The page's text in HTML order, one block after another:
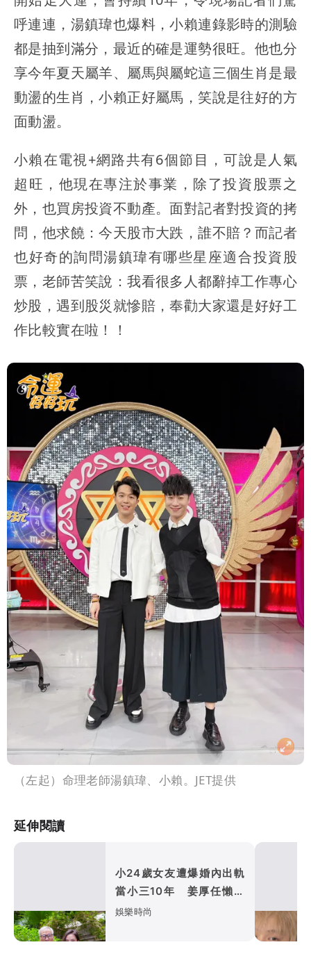
呼連連，湯鎮瑋也爆料，小賴連錄影時的測驗
都是抽到滿分，最近的確是運勢很旺。他也分
享今年夏天屬羊、屬馬與屬蛇這三個生肖是最
動盪的生肖，小賴正好屬馬，笑說是往好的方
面動盪。
小賴在電視+網路共有6個節目，可說是人氣
超旺，他現在專注於事業，除了投資股票之
外，也買房投資不動產。面對記者對投資的拷
問，他求饒：今天股市大跌，誰不賠？而記者
也好奇的詢問湯鎮瑋有哪些星座適合投資股
票，老師苦笑說：我看很多人都辭掉工作專心
炒股，遇到股災就慘賠，奉勸大家還是好好工
作比較實在啦！！
（左起）命理老師湯鎮瑋、小賴。JET提供
延伸閱讀
小24歲女友遭爆婚內出軌
當小三10年 姜厚任懶理
反嗆爆料者「頭腦有問題」
娛樂時尚